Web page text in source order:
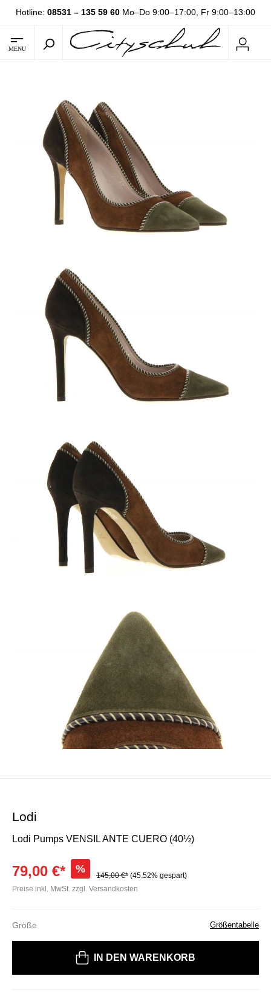
Hotline: 08531 – 135 59 60 Mo–Do 9:00–17:00, Fr 9:00–13:00
MENU
Lodi
Lodi Pumps VENSIL ANTE CUERO (40½)
79,00 €* %
145,00 €* (45.52% gespart)
Preise inkl. MwSt. zzgl. Versandkosten
Größe Größentabelle
IN DEN WARENKORB